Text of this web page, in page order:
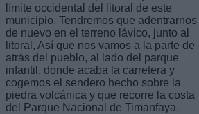
límite occidental del litoral de este
municipio. Tendremos que adentrarnos
de nuevo en el terreno lávico, junto al
litoral, Así que nos vamos a la parte de
atrás del pueblo, al lado del parque
infantil, donde acaba la carretera y
cogemos el sendero hecho sobre la
piedra volcánica y que recorre la costa
del Parque Nacional de Timanfaya.